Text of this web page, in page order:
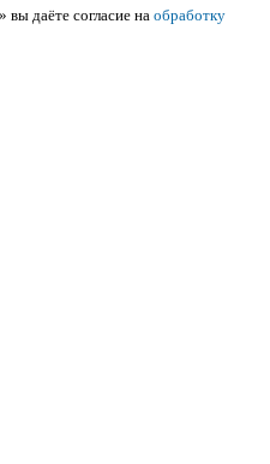
даёте согласие на обработку